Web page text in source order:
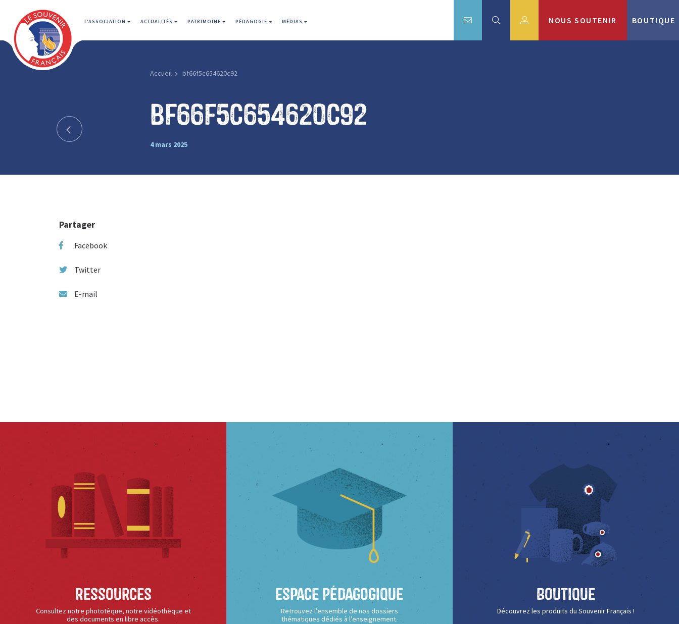
L'ASSOCIATION ACTUALITÉS PATRIMOINE PÉDAGOGIE MÉDIAS NOUS SOUTENIR BOUTIQUE
Accueil bf66f5c654620c92
bf66f5c654620c92
4 mars 2025
Partager
Facebook
Twitter
E-mail
Ressources
Consultez notre phototèque, notre vidéothèque et
des documents en libre accès.
Espace Pédagogique
Retrouvez l’ensemble de nos dossiers
thématiques dédiés à l’enseignement.
Boutique
Découvrez les produits du Souvenir Français !